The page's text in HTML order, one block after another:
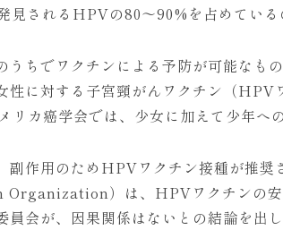
見されるHPVの80〜90%を占めている
うちでワクチンによる予防が可能なも
性に対する子宮頸がんワクチン（
リカ癌学会では、少女に加えて少年へ
副作用のためHPVワクチン接種が推
）は、HPVワクチンの安
員会が、因果関係はないとの結論を出